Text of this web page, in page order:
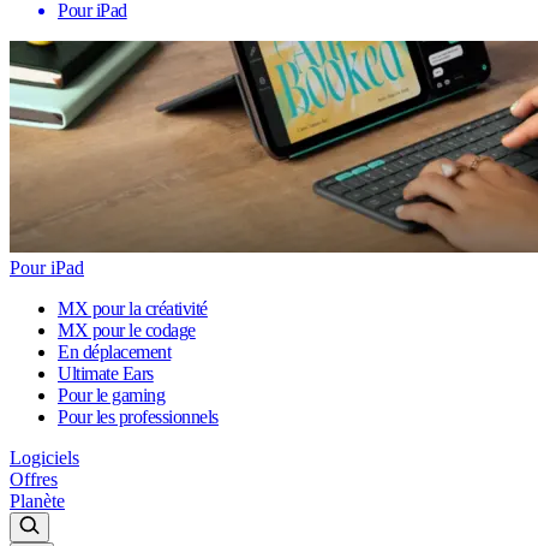
Pour iPad
Pour iPad
MX pour la créativité
MX pour le codage
En déplacement
Ultimate Ears
Pour le gaming
Pour les professionnels
Logiciels
Offres
Planète